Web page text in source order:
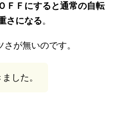
ＦＦにすると通常の自転
さになる。
が無いのです。
した。